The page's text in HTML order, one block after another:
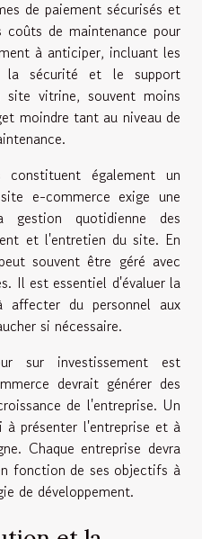
de paiement sécurisés et
de maintenance pour
à anticiper, incluant les
la sécurité et le support
vitrine, souvent moins
moindre tant au niveau de
constituent également un
e-commerce exige une
gestion quotidienne des
et l'entretien du site. En
souvent être géré avec
Il est essentiel d'évaluer la
affecter du personnel aux
si nécessaire.
sur investissement est
devrait générer des
de l'entreprise. Un
présenter l'entreprise et à
Chaque entreprise devra
fonction de ses objectifs à
de développement.